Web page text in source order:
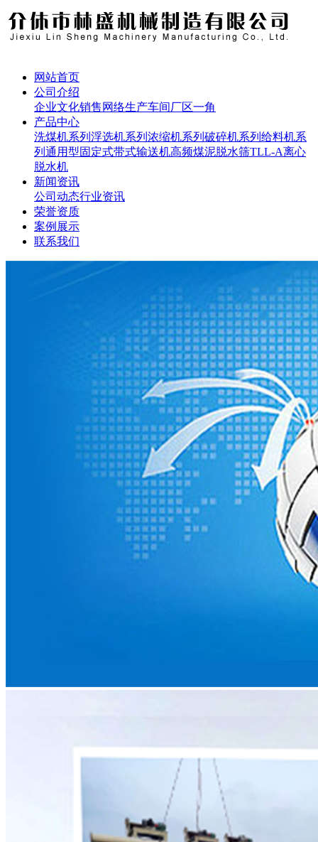
网站首页
公司介绍
企业文化销售网络生产车间厂区一角
产品中心
洗煤机系列 浮选机系列 浓缩机系列 破碎机系列 给料机系
列 通用型固定式带式输送机高频煤泥脱水筛TLL-A离心
脱水机
新闻资讯
公司动态行业资讯
荣誉资质
案例展示
联系我们